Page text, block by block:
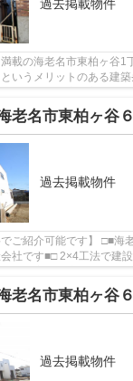
過去掲載物件
載の海老名市東柏ヶ谷
いうメリットのある建
老名市東柏ヶ谷６丁目 新築戸建 全
過去掲載物件
でご紹介可能です】 □■海
社です■□ 2×4工法で建
老名市東柏ヶ谷６丁目 新築戸建 全
過去掲載物件